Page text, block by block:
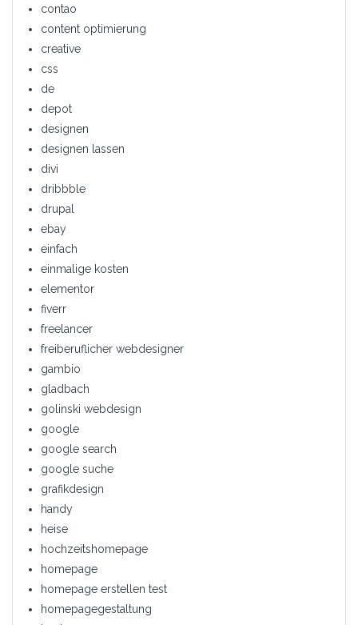
contao
content optimierung
creative
css
de
depot
designen
designen lassen
divi
dribbble
drupal
ebay
einfach
einmalige kosten
elementor
fiverr
freelancer
freiberuflicher webdesigner
gambio
gladbach
golinski webdesign
google
google search
google suche
grafikdesign
handy
heise
hochzeitshomepage
homepage
homepage erstellen test
homepagegestaltung